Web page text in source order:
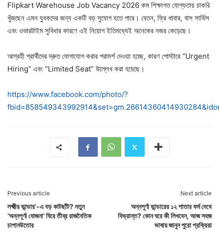
Flipkart Warehouse Job Vacancy 2026 কম শিক্ষাগত যোগ্যতায় চাকরি
খুঁজছেন এমন যুবকদের জন্য একটি বড় সুযোগ হতে পারে। বেতন, ফ্রি খাবার, বাস সার্ভিস
এবং ওভারটাইম সুবিধার কারণে এই নিয়োগ ইতিমধ্যেই অনেকের নজর কেড়েছে।
আগ্রহী প্রার্থীদের দ্রুত যোগাযোগ করার পরামর্শ দেওয়া হচ্ছে, কারণ পোস্টারে “Urgent
Hiring” এবং “Limited Seat” উল্লেখ করা হয়েছে।
https://www.facebook.com/photo/?
Previous article
লক্ষ্মীর ভান্ডার’-এ বড় কাটছাঁট? নতুন
‘অন্নপূর্ণা যোজনা’ ঘিরে তীব্র রাজনৈতিক
চাপানউতোর
Next article
অন্নপূর্ণা ভান্ডারের ১২ পাতার ফর্ম দেখে
বিভ্রান্ত? কোন ঘরে কী লিখবেন, আজ সহজ
ভাষায় জানুন পুরো প্রক্রিয়া